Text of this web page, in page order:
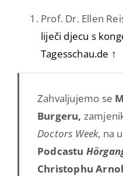
Prof. Dr. Ellen
liječi djecu s
Tagesschau.de ↑
Zahvaljujemo se
Burgeru,
Doctors Week, na
Podcastu
Christophu